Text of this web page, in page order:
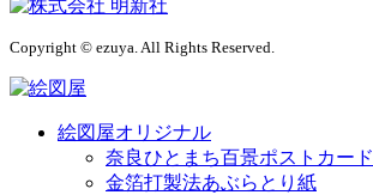
Copyright © ezuya. All Rights Reserved.
絵図屋オリジナル
奈良ひとまち百景ポストカード
金箔打製法あぶらとり紙